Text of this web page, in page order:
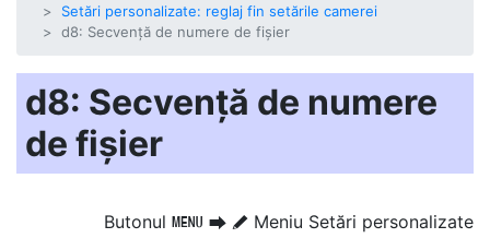
Setări personalizate: reglaj fin setările camerei
d8: Secvență de numere de fișier
d8: Secvență de numere
de fișier
Butonul G U A Meniu Setări personalizate